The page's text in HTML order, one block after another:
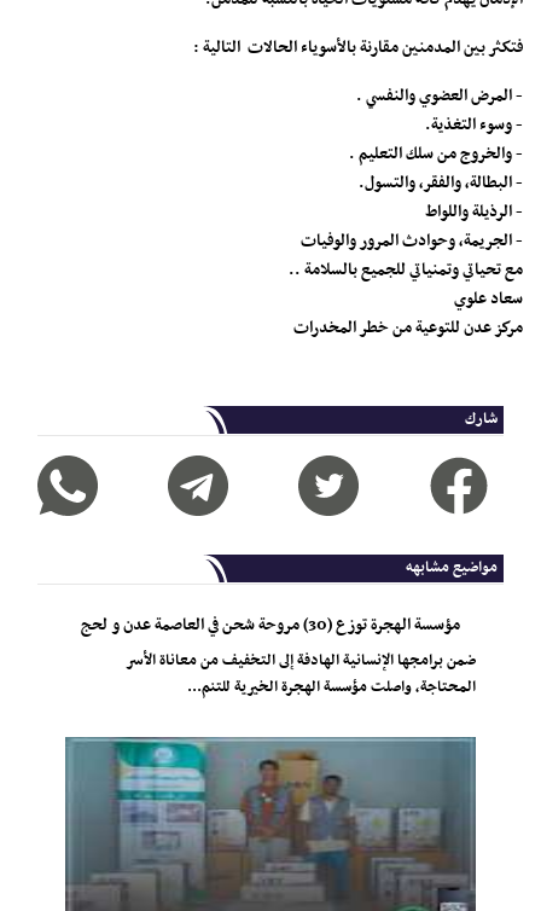
فتكثر بين المدمنين مقارنة بالأسوياء الحالات التالية :
- المرض العضوي والنفسي .
- وسوء التغذية.
- والخروج من سلك التعليم .
- البطالة، والفقر، والتسول.
- الرذيلة واللواط
- الجريمة، وحوادث المرور والوفيات
مع تحياتي وتمنياتي للجميع بالسلامة ..
سعاد علوي
مركز عدن للتوعية من خطر المخدرات
شارك
مواضيع مشابهه
مؤسسة الهجرة توزع (30) مروحة شحن في العاصمة عدن و لحج
ضمن برامجها الإنسانية الهادفة إلى التخفيف من معاناة الأسر
المحتاجة، واصلت مؤسسة الهجرة الخيرية للتنم...